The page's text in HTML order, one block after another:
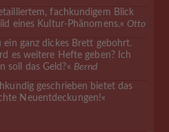
fachkundigem Blick
eines Kultur-Phänomens.« Otto
ganz dickes Brett gebohrt.
es weitere Hefte geben? Ich
soll das Geld?« Bernd
geschrieben bietet das
Neuentdeckungen!«